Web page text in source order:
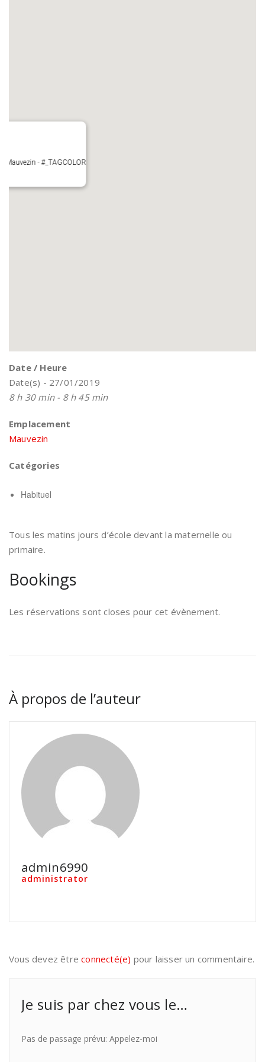
Mauvezin - #_TAGCOLOR
Date / Heure
Date(s) - 27/01/2019
8 h 30 min - 8 h 45 min
Emplacement
Mauvezin
Catégories
Habituel
Tous les matins jours d’école devant la maternelle ou
primaire.
Bookings
Les réservations sont closes pour cet évènement.
À propos de l’auteur
admin6990
administrator
Vous devez êtreconnecté(e) pour laisser un commentaire.
Je suis par chez vous le…
Pas de passage prévu: Appelez-moi